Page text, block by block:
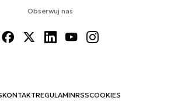
Obserwuj nas
KONTAKTREGULAMINRSSCOOKIES